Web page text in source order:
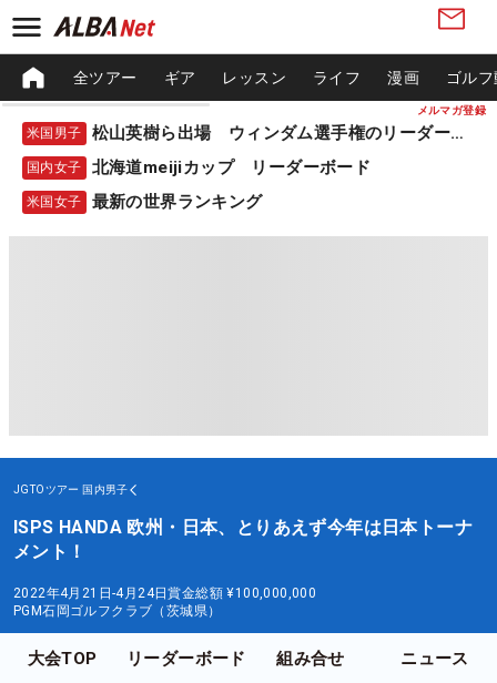
メルマガ登録
全ツアー ギア レッスン ライフ 漫画 ゴル
米国男子 松山英樹ら出場 ウィンダム選手権のリーダーボード
国内女子 北海道meijiカップ リーダーボード
米国女子 最新の世界ランキング
JGTOツアー 国内男子
ISPS HANDA 欧州・日本、とりあえず今年は日本トーナ
メント！
2022年4月21日-4月24日賞金総額 ¥100,000,000
PGM石岡ゴルフクラブ（茨城県）
大会TOP リーダーボード 組み合せ ニュース